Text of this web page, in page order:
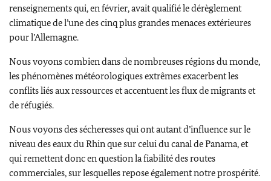
renseignements qui, en février, avait qualifié le dérèglement
climatique de l’une des cinq plus grandes menaces extérieures
pour l’Allemagne.
Nous voyons combien dans de nombreuses régions du monde,
les phénomènes météorologiques extrêmes exacerbent les
conflits liés aux ressources et accentuent les flux de migrants et
de réfugiés.
Nous voyons des sécheresses qui ont autant d’influence sur le
niveau des eaux du Rhin que sur celui du canal de Panama, et
qui remettent donc en question la fiabilité des routes
commerciales, sur lesquelles repose également notre prospérité.